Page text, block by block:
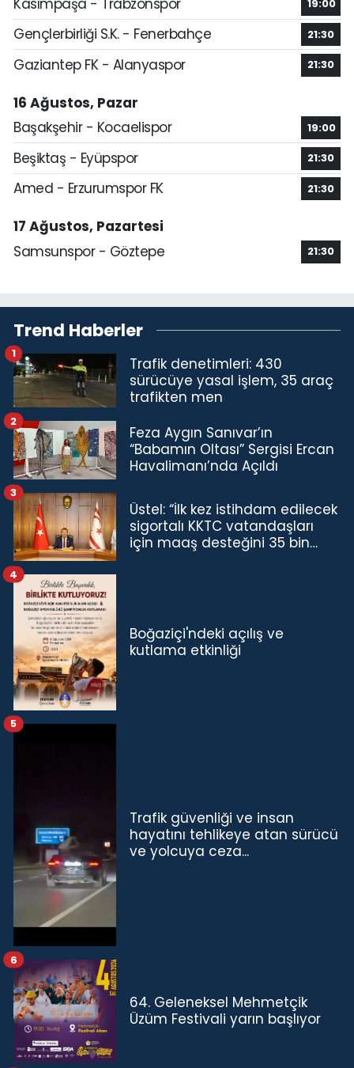
19:00
Gençlerbirliği S.K. - Fenerbahçe 21:30
Gaziantep FK - Alanyaspor 21:30
16 Ağustos, Pazar
Başakşehir - Kocaelispor
19:00
Beşiktaş - Eyüpspor 21:30
Amed - Erzurumspor FK 21:30
17 Ağustos, Pazartesi
Samsunspor - Göztepe
21:30
Trend Haberler
Trafik denetimleri: 430
sürücüye yasal işlem, 35 araç
trafikten men
1
Feza Aygın Sanıvar’ın
“Babamın Oltası” Sergisi Ercan
Havalimanı’nda Açıldı
2
Üstel: “İlk kez istihdam edilecek
sigortalı KKTC vatandaşları
için maaş desteğini 35 bin
3
Boğaziçi'ndeki açılış ve
kutlama etkinliği
4
Trafik güvenliği ve insan
hayatını tehlikeye atan sürücü
ve yolcuya ceza...
5
64. Geleneksel Mehmetçik
Üzüm Festivali yarın başlıyor
6